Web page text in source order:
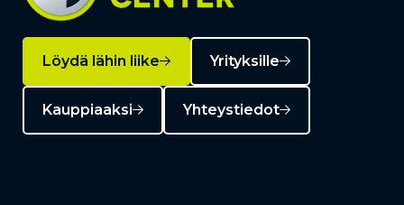
Löydä lähin liike Yrityksille
Kauppiaaksi Yhteystiedot